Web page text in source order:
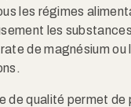
les régimes
les
de magnésium ou
de qualité permet de